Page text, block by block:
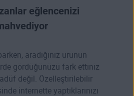
eğlencenizi
aradığınız ürünün
gördüğünüzü fark ettiniz
değil. Özelleştirilebilir
internette yaptıklarınızı